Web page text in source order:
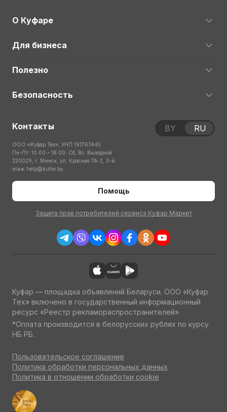
О Куфаре
Для бизнеса
Полезно
Безопасность
Контакты
ООО «Куфар Тех», УНП 191767445
Пн-Пт: 10:00 – 18:00; Сб, Вс: Выходной
220029, г. Минск, ул. Красная 7А-2, 3-й
этаж help@kufar.by
Помощь
Защита прав потребителей сервиса Куфар Маркет
BY RU
Куфар — площадка объявлений Беларуси. ООО «Куфар
Тех» включено в государственный информационный
ресурс «Реестр рекламораспространителей»
*Оплата производится в белорусских рублях по курсу
НБ РБ.
Пользовательское соглашение
Политика обработки персональных данных
Политика в отношении обработки cookie